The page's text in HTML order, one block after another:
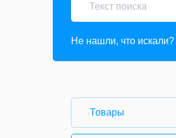
Не нашли, что искали?
Товары